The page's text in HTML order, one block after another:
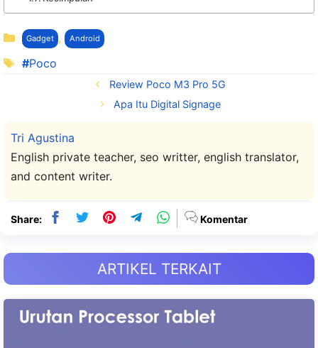
Kategori
Gadget , Android
Tag
Poco
Review Poco M3 Pro 5G
Apa Itu Digital Signage
Tri Agustina
English private teacher, seo writter, english translator,
and content writer.
Share: Komentar
ARTIKEL TERKAIT